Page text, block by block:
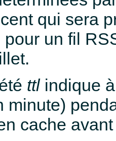
qui sera
pour un fil
ttlindique à
minute)
cache